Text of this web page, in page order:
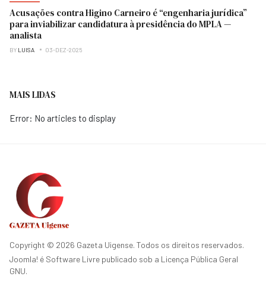
Acusações contra Higino Carneiro é “engenharia jurídica”
para inviabilizar candidatura à presidência do MPLA —
analista
BY LUISA 03-DEZ-2025
MAIS LIDAS
Error: No articles to display
Copyright © 2026 Gazeta Uigense. Todos os direitos reservados.
Joomla! é Software Livre publicado sob a Licença Pública Geral
GNU.